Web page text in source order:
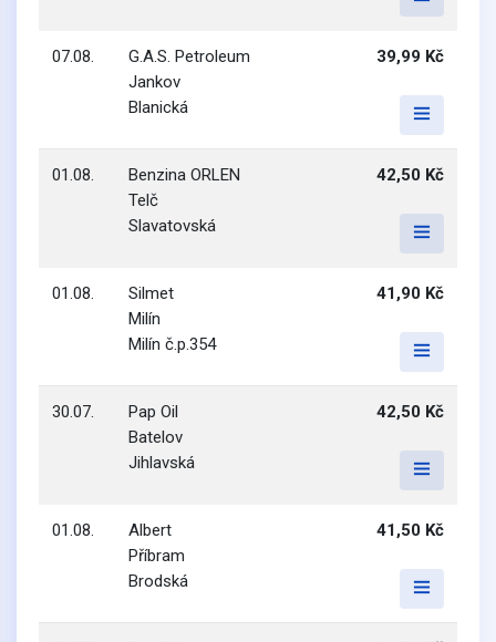
07.08.
G.A.S. Petroleum
Jankov
Blanická
39,99 Kč
01.08.
Benzina ORLEN
Telč
Slavatovská
42,50 Kč
01.08.
Silmet
Milín
Milín č.p.354
41,90 Kč
30.07.
Pap Oil
Batelov
Jihlavská
42,50 Kč
01.08.
Albert
Příbram
Brodská
41,50 Kč